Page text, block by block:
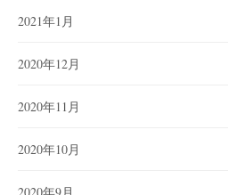
2021年1月
2020年12月
2020年11月
2020年10月